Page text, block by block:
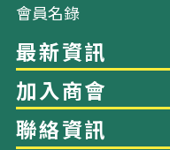
關於我們
會員名錄